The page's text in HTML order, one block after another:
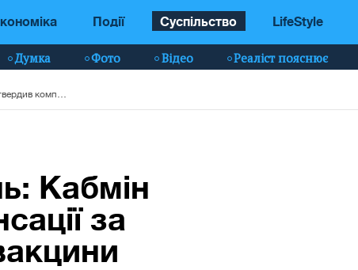
Події Суспільство LifeStyle
Думка Фото Відео Реаліст пояснює
Кабмін
за